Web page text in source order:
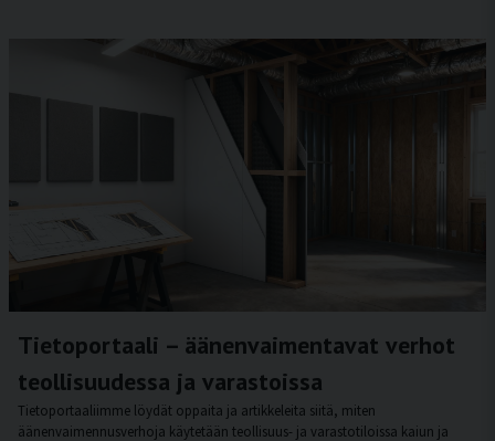
Tietoportaali – äänenvaimentavat verhot
teollisuudessa ja varastoissa
Tietoportaaliimme löydät oppaita ja artikkeleita siitä, miten
äänenvaimennusverhoja käytetään teollisuus- ja varastotiloissa kaiun ja